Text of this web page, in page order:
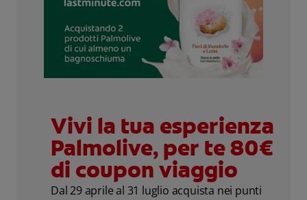
Vivi la tua esperienza
Palmolive, per te 80€
di coupon viaggio
Dal 29 aprile al 31 luglio acquista nei punti